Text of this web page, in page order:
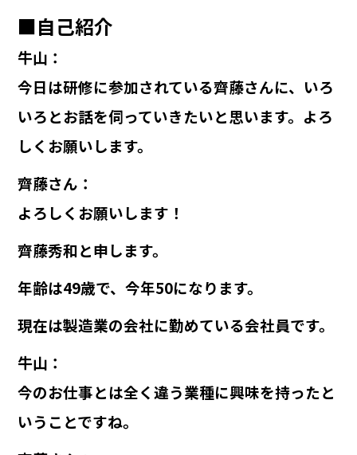
■自己紹介
牛山 ：
今日は研修に参加されている齊藤さんに、いろ
いろとお話を伺っていきたいと思います。よろ
しくお願いします。
齊藤さん ：
よろしくお願いします！
齊藤秀和と申します。
年齢は49歳で、今年50になります。
現在は製造業の会社に勤めている会社員です。
牛山 ：
今のお仕事とは全く違う業種に興味を持ったと
いうことですね。